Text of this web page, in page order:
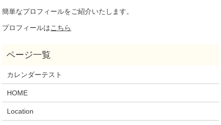
簡単なプロフィールをご紹介いたします。
プロフィールはこちら
カレンダーテスト
HOME
Location